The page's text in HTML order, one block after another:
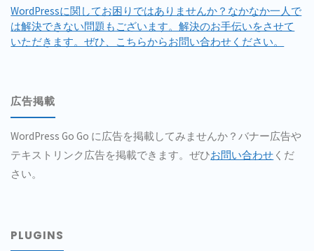
ラ
グ
Ultimate
Google
WordPressに関してお困りではありませんか？なかなか一人で
は解決できない問題もございます。解決のお手伝いをさせて
いただきます。ぜひ、こちらからお問い合わせください。
広告掲載
WordPress Go Go に広告を掲載してみませんか？バナー広告や
テキストリンク広告を掲載できます。ぜひお問い合わせ くだ
さい。
PLUGINS